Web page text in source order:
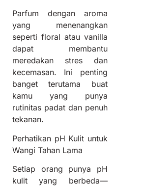
Parfum dengan aroma
yang menenangkan
seperti floral atau vanilla
dapat membantu
meredakan stres dan
kecemasan. Ini penting
banget terutama buat
kamu yang punya
rutinitas padat dan penuh
tekanan.
Perhatikan pH Kulit untuk
Wangi Tahan Lama
Setiap orang punya pH
kulit yang berbeda—